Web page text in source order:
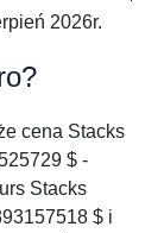
2026r.
cena Stacks
$ -
Stacks
$ i